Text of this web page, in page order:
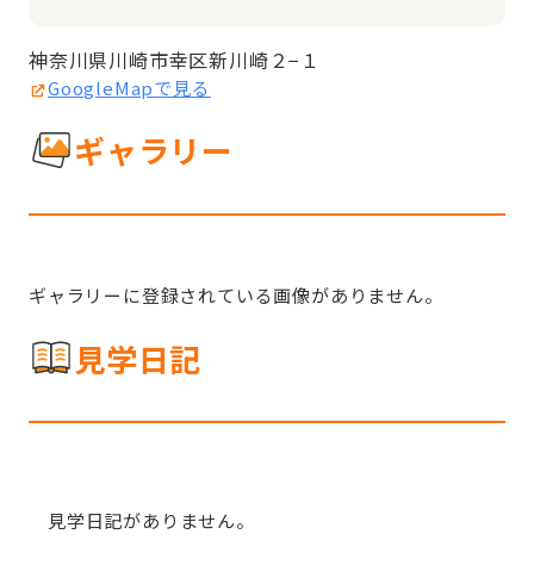
神奈川県川崎市幸区新川崎２−１
GoogleMapで見る
ギャラリー
ギャラリーに登録されている画像がありません。
見学日記
見学日記がありません。